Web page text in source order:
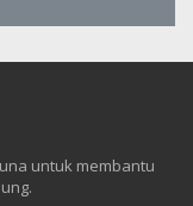
untuk membantu